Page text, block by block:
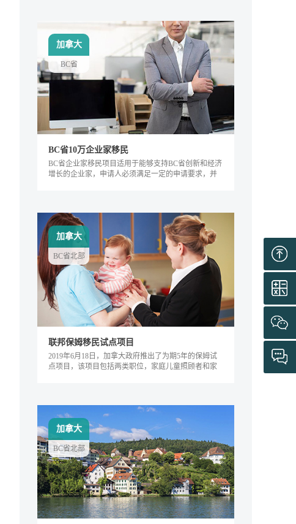
成为特殊类人才的热门移民项目。
BC省10万企业家移民
BC省企业家移民项目适用于能够支持BC省创新和经济
增长的企业家，申请人必须满足一定的申请要求，并
加拿大
BC省
联邦保姆移民试点项目
2019年6月18日，加拿大政府推出了为期5年的保姆试
点项目，该项目包括两类职位，家庭儿童照顾者和家
加拿大
BC省北部
加拿大
BC省北部